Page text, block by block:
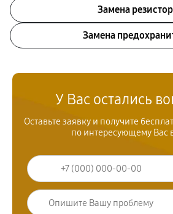
Замена
Замена
У Вас остались
Оставьте заявку и получите
по интересующему Вас